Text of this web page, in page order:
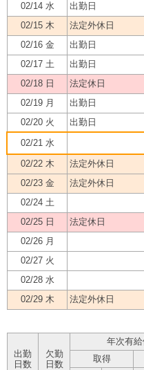
02/14 水
出勤日
02/15 木
法定外休日
02/16 金
出勤日
02/17 土
出勤日
02/18 日
法定休日
02/19 月
出勤日
02/20 火
出勤日
02/21 水
02/22 木
法定外休日
02/23 金
法定外休日
02/24 土
02/25 日
法定休日
02/26 月
02/27 火
02/28 水
02/29 木
法定外休日
出勤
日数
欠勤
日数
年次有給
取得